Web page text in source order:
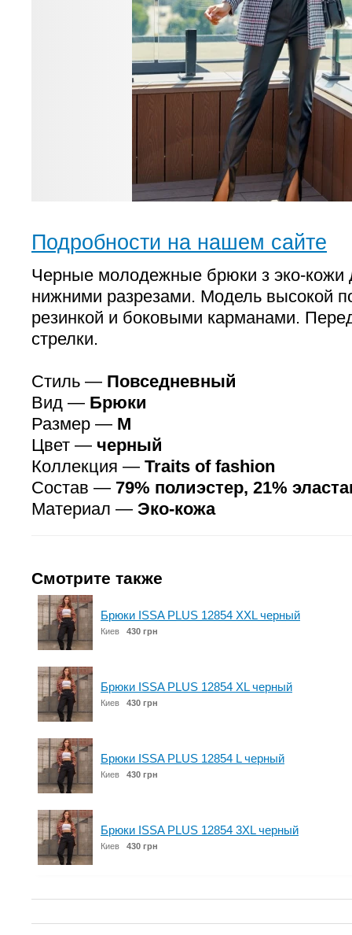
Подробности на нашем сайте
Черные молодежные брюки з эко-кожи
нижними разрезами. Модель высокой
резинкой и боковыми карманами.
стрелки.
Стиль — Повседневный
Вид — Брюки
Размер — M
Цвет — черный
Коллекция — Traits of fashion
Состав — 79% полиэстер, 21%
Материал — Эко-кожа
Смотрите также
Брюки ISSA PLUS 12854 XXL черный
Киев 430 грн
Брюки ISSA PLUS 12854 XL черный
Киев 430 грн
Брюки ISSA PLUS 12854 L черный
Киев 430 грн
Брюки ISSA PLUS 12854 3XL черный
Киев 430 грн